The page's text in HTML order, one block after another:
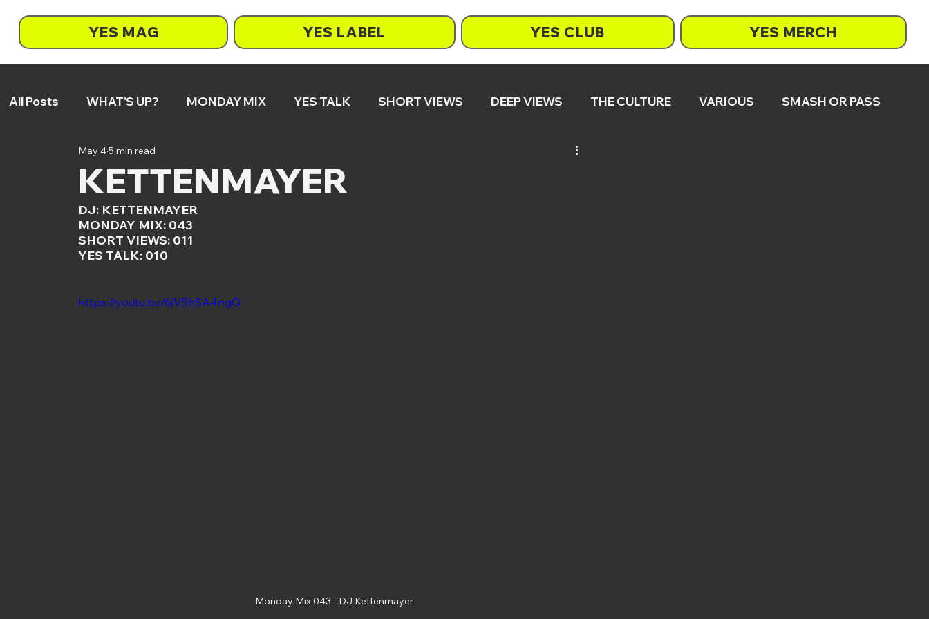
YES MAG YES LABEL YES CLUB YES MERCH
All Posts WHAT'S UP? MONDAY MIX YES TALK SHORT VIEWS DEEP VIEWS THE CULTURE VARIOUS SMASH OR PASS
RHAPSODIEN ON REPEAT
KETTENMAYER
May 45 min read
DJ: KETTENMAYER
MONDAY MIX: 043
SHORT VIEWS: 011
YES TALK: 010
https://youtu.be/6jVShSA4ngQ
Monday Mix 043 - DJ Kettenmayer